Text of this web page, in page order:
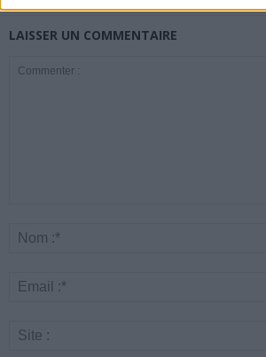
LAISSER UN COMMENTAIRE